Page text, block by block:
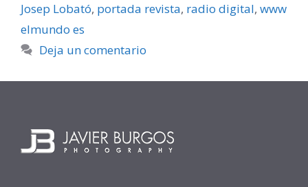
Josep Lobató, portada revista, radio digital, www
elmundo es
Deja un comentario